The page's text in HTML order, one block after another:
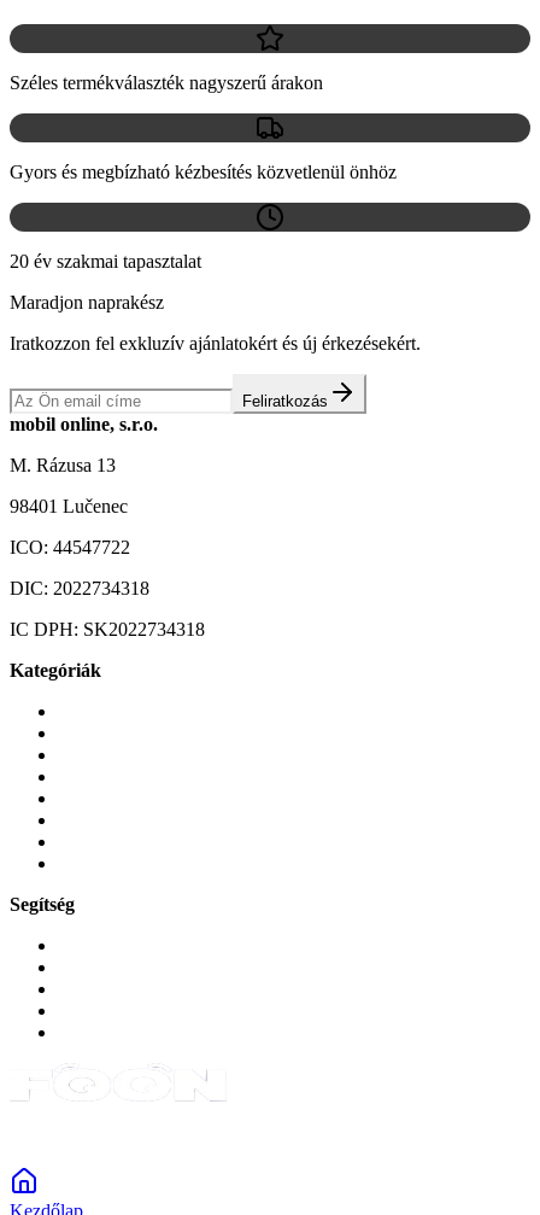
Széles termékválaszték nagyszerű árakon
Gyors és megbízható kézbesítés közvetlenül önhöz
20 év szakmai tapasztalat
Maradjon naprakész
Iratkozzon fel exkluzív ajánlatokért és új érkezésekért.
Feliratkozás
mobil online, s.r.o.
M. Rázusa 13
98401 Lučenec
ICO: 44547722
DIC: 2022734318
IC DPH: SK2022734318
Kategóriák
Segítség
Kezdőlap